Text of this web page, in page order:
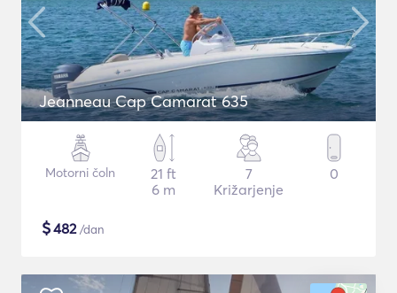
Jeanneau Cap Camarat 635
Motorni čoln
21 ft
6 m
7
Križarjenje
0
$482/dan